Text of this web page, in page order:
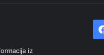
iz